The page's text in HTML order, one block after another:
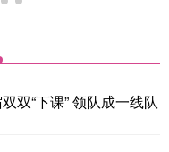
双“下课” 领队成一线队